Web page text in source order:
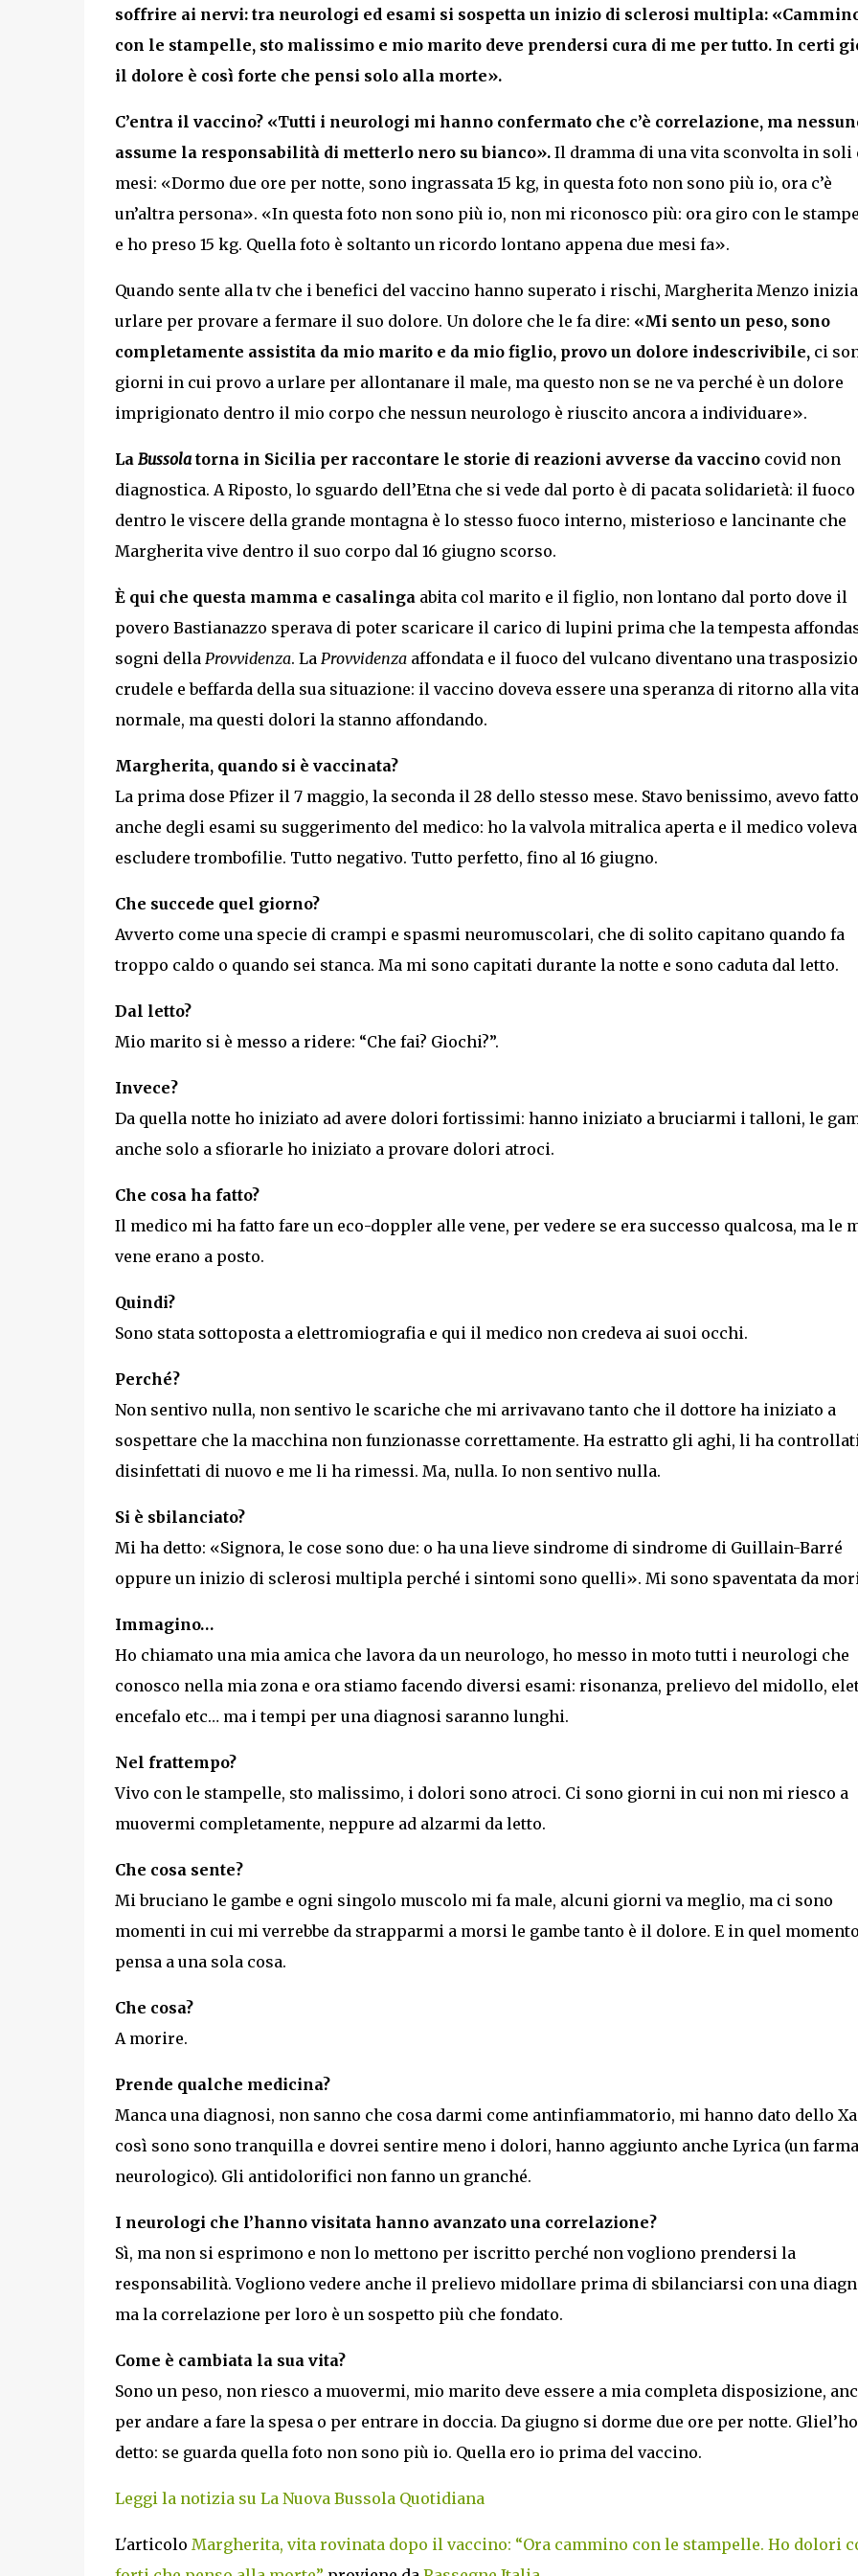
soffrire ai nervi: tra neurologi ed esami si sospetta un inizio di sclerosi multipla:
con le stampelle, sto malissimo e mio marito deve prendersi cura di me per tutto. In certi
il dolore è così forte che pensi solo alla morte».
C’entra il vaccino? «Tutti i neurologi mi hanno confermato che c’è correlazione, ma
assume la responsabilità di metterlo nero su bianco».Il dramma di una vita sconvolta in soli
mesi: «Dormo due ore per notte, sono ingrassata 15 kg, in questa foto non sono più io, ora c’è
un’altra persona». «In questa foto non sono più io, non mi riconosco più: ora giro con le
e ho preso 15 kg. Quella foto è soltanto un ricordo lontano appena due mesi fa».
Quando sente alla tv che i benefici del vaccino hanno superato i rischi, Margherita Menzo
urlare per provare a fermare il suo dolore. Un dolore che le fa dire: «Mi sento un peso, sono
completamente assistita da mio marito e da mio figlio, provo un dolore indescrivibile,ci
giorni in cui provo a urlare per allontanare il male, ma questo non se ne va perché è un dolore
imprigionato dentro il mio corpo che nessun neurologo è riuscito ancora a individuare».
La Bussolatorna in Sicilia per raccontare le storie di reazioni avverse da vaccino covid non
diagnostica. A Riposto, lo sguardo dell’Etna che si vede dal porto è di pacata solidarietà: il fuoco
dentro le viscere della grande montagna è lo stesso fuoco interno, misterioso e lancinante che
Margherita vive dentro il suo corpo dal 16 giugno scorso.
È qui che questa mamma e casalingaabita col marito e il figlio, non lontano dal porto dove il
povero Bastianazzo sperava di poter scaricare il carico di lupini prima che la tempesta
sogni della Provvidenza. La Provvidenzaaffondata e il fuoco del vulcano diventano una
crudele e beffarda della sua situazione: il vaccino doveva essere una speranza di ritorno alla vita
normale, ma questi dolori la stanno affondando.
Margherita, quando si è vaccinata?
La prima dose Pfizer il 7 maggio, la seconda il 28 dello stesso mese. Stavo benissimo, avevo fatto
anche degli esami su suggerimento del medico: ho la valvola mitralica aperta e il medico voleva
escludere trombofilie. Tutto negativo. Tutto perfetto, fino al 16 giugno.
Che succede quel giorno?
Avverto come una specie di crampi e spasmi neuromuscolari, che di solito capitano quando fa
troppo caldo o quando sei stanca. Ma mi sono capitati durante la notte e sono caduta dal letto.
Dal letto?
Mio marito si è messo a ridere: “Che fai? Giochi?”.
Invece?
Da quella notte ho iniziato ad avere dolori fortissimi: hanno iniziato a bruciarmi i talloni, le
anche solo a sfiorarle ho iniziato a provare dolori atroci.
Che cosa ha fatto?
Il medico mi ha fatto fare un eco-doppler alle vene, per vedere se era successo qualcosa, ma le
vene erano a posto.
Quindi?
Sono stata sottoposta a elettromiografia e qui il medico non credeva ai suoi occhi.
Perché?
Non sentivo nulla, non sentivo le scariche che mi arrivavano tanto che il dottore ha iniziato a
sospettare che la macchina non funzionasse correttamente. Ha estratto gli aghi, li ha
disinfettati di nuovo e me li ha rimessi. Ma, nulla. Io non sentivo nulla.
Si è sbilanciato?
Mi ha detto: «Signora, le cose sono due: o ha una lieve sindrome di sindrome di Guillain-Barré
oppure un inizio di sclerosi multipla perché i sintomi sono quelli». Mi sono spaventata da
Immagino…
Ho chiamato una mia amica che lavora da un neurologo, ho messo in moto tutti i neurologi che
conosco nella mia zona e ora stiamo facendo diversi esami: risonanza, prelievo del midollo,
encefalo etc… ma i tempi per una diagnosi saranno lunghi.
Nel frattempo?
Vivo con le stampelle, sto malissimo, i dolori sono atroci. Ci sono giorni in cui non mi riesco a
muovermi completamente, neppure ad alzarmi da letto.
Che cosa sente?
Mi bruciano le gambe e ogni singolo muscolo mi fa male, alcuni giorni va meglio, ma ci sono
momenti in cui mi verrebbe da strapparmi a morsi le gambe tanto è il dolore. E in quel
pensa a una sola cosa.
Che cosa?
A morire.
Prende qualche medicina?
Manca una diagnosi, non sanno che cosa darmi come antinfiammatorio, mi hanno dato dello
così sono sono tranquilla e dovrei sentire meno i dolori, hanno aggiunto anche Lyrica (un
neurologico). Gli antidolorifici non fanno un granché.
I neurologi che l’hanno visitata hanno avanzato una correlazione?
Sì, ma non si esprimono e non lo mettono per iscritto perché non vogliono prendersi la
responsabilità. Vogliono vedere anche il prelievo midollare prima di sbilanciarsi con una
ma la correlazione per loro è un sospetto più che fondato.
Come è cambiata la sua vita?
Sono un peso, non riesco a muovermi, mio marito deve essere a mia completa disposizione,
per andare a fare la spesa o per entrare in doccia. Da giugno si dorme due ore per notte. Gliel’ho
detto: se guarda quella foto non sono più io. Quella ero io prima del vaccino.
Leggi la notizia su La Nuova Bussola Quotidiana
L'articolo Margherita, vita rovinata dopo il vaccino: “Ora cammino con le stampelle. Ho dolori